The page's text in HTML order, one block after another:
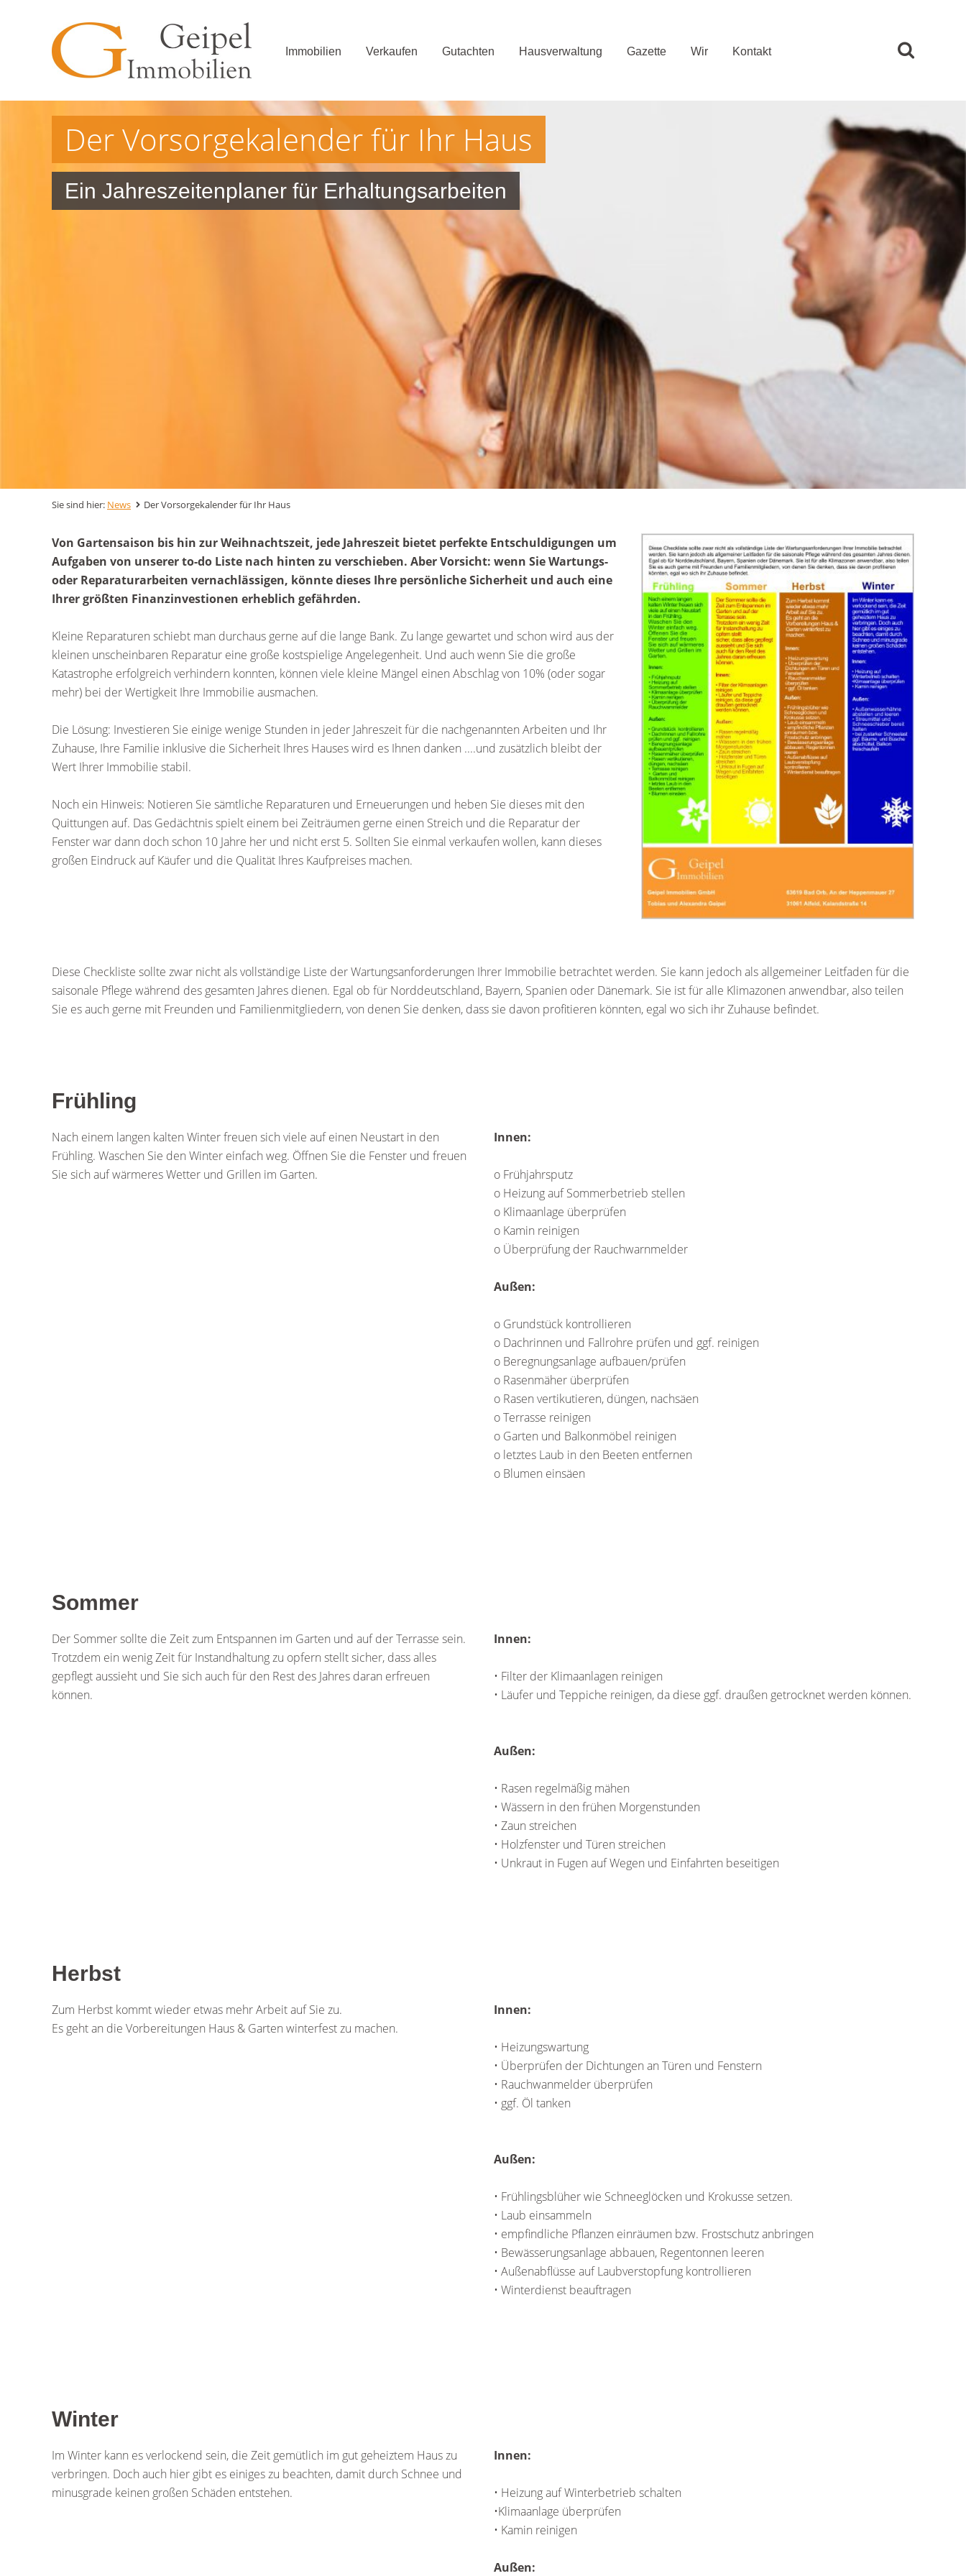
Immobilien Verkaufen Gutachten Hausverwaltung Gazette Wir Kontakt
Der Vorsorgekalender für Ihr Haus
Ein Jahreszeitenplaner für Erhaltungsarbeiten
Sie sind hier: News Der Vorsorgekalender für Ihr Haus
Von Gartensaison bis hin zur Weihnachtszeit, jede Jahreszeit bietet perfekte Entschuldigungen um
Aufgaben von unserer to-do Liste nach hinten zu verschieben. Aber Vorsicht: wenn Sie Wartungs-
oder Reparaturarbeiten vernachlässigen, könnte dieses Ihre persönliche Sicherheit und auch eine
Ihrer größten Finanzinvestionen erheblich gefährden.
Kleine Reparaturen schiebt man durchaus gerne auf die lange Bank. Zu lange gewartet und schon wird aus der
kleinen unscheinbaren Reparatur eine große kostspielige Angelegenheit. Und auch wenn Sie die große
Katastrophe erfolgreich verhindern konnten, können viele kleine Mängel einen Abschlag von 10% (oder sogar
mehr) bei der Wertigkeit Ihre Immobilie ausmachen.
Die Lösung: Investieren Sie einige wenige Stunden in jeder Jahreszeit für die nachgenannten Arbeiten und Ihr
Zuhause, Ihre Familie inklusive die Sicherheit Ihres Hauses wird es Ihnen danken ....und zusätzlich bleibt der
Wert Ihrer Immobilie stabil.
Noch ein Hinweis: Notieren Sie sämtliche Reparaturen und Erneuerungen und heben Sie dieses mit den
Quittungen auf. Das Gedächtnis spielt einem bei Zeiträumen gerne einen Streich und die Reparatur der
Fenster war dann doch schon 10 Jahre her und nicht erst 5. Sollten Sie einmal verkaufen wollen, kann dieses
großen Eindruck auf Käufer und die Qualität Ihres Kaufpreises machen.
Diese Checkliste sollte zwar nicht als vollständige Liste der Wartungsanforderungen Ihrer Immobilie betrachtet werden. Sie kann jedoch als allgemeiner Leitfaden für die
saisonale Pflege während des gesamten Jahres dienen. Egal ob für Norddeutschland, Bayern, Spanien oder Dänemark. Sie ist für alle Klimazonen anwendbar, also teilen
Sie es auch gerne mit Freunden und Familienmitgliedern, von denen Sie denken, dass sie davon profitieren könnten, egal wo sich ihr Zuhause befindet.
Frühling
Nach einem langen kalten Winter freuen sich viele auf einen Neustart in den
Frühling. Waschen Sie den Winter einfach weg. Öffnen Sie die Fenster und freuen
Sie sich auf wärmeres Wetter und Grillen im Garten.
Innen:
o Frühjahrsputz
o Heizung auf Sommerbetrieb stellen
o Klimaanlage überprüfen
o Kamin reinigen
o Überprüfung der Rauchwarnmelder
Außen:
o Grundstück kontrollieren
o Dachrinnen und Fallrohre prüfen und ggf. reinigen
o Beregnungsanlage aufbauen/prüfen
o Rasenmäher überprüfen
o Rasen vertikutieren, düngen, nachsäen
o Terrasse reinigen
o Garten und Balkonmöbel reinigen
o letztes Laub in den Beeten entfernen
o Blumen einsäen
Sommer
Der Sommer sollte die Zeit zum Entspannen im Garten und auf der Terrasse sein.
Trotzdem ein wenig Zeit für Instandhaltung zu opfern stellt sicher, dass alles
gepflegt aussieht und Sie sich auch für den Rest des Jahres daran erfreuen
können.
Innen:
• Filter der Klimaanlagen reinigen
• Läufer und Teppiche reinigen, da diese ggf. draußen getrocknet werden können.
Außen:
• Rasen regelmäßig mähen
• Wässern in den frühen Morgenstunden
• Zaun streichen
• Holzfenster und Türen streichen
• Unkraut in Fugen auf Wegen und Einfahrten beseitigen
Herbst
Zum Herbst kommt wieder etwas mehr Arbeit auf Sie zu.
Es geht an die Vorbereitungen Haus & Garten winterfest zu machen.
Innen:
• Heizungswartung
• Überprüfen der Dichtungen an Türen und Fenstern
• Rauchwanmelder überprüfen
• ggf. Öl tanken
Außen:
• Frühlingsblüher wie Schneeglöcken und Krokusse setzen.
• Laub einsammeln
• empfindliche Pflanzen einräumen bzw. Frostschutz anbringen
• Bewässerungsanlage abbauen, Regentonnen leeren
• Außenabflüsse auf Laubverstopfung kontrollieren
• Winterdienst beauftragen
Winter
Im Winter kann es verlockend sein, die Zeit gemütlich im gut geheiztem Haus zu
verbringen. Doch auch hier gibt es einiges zu beachten, damit durch Schnee und
minusgrade keinen großen Schäden entstehen.
Innen:
• Heizung auf Winterbetrieb schalten
•Klimaanlage überprüfen
• Kamin reinigen
Außen: